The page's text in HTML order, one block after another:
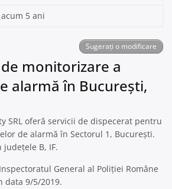
acum 5 ani
Sugerați o modificare
monitorizare a
alarmă în București,
SRL oferă servicii de dispecerat pentru
de alarmă în Sectorul 1, București.
B, IF.
General al Poliției Române
data 9/5/2019.